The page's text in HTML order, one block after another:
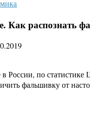
Как распознать
в России, по
фальшивку от